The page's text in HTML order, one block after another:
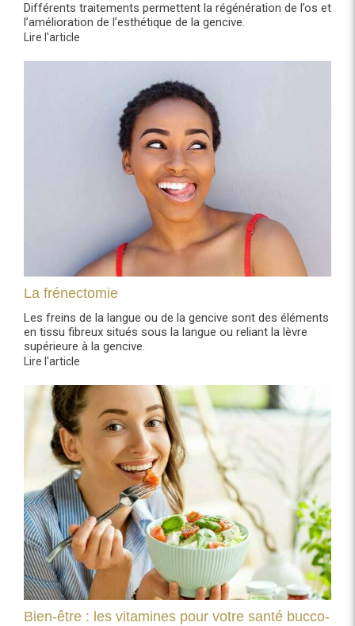
Différents traitements permettent la régénération de l’os et
l’amélioration de l’esthétique de la gencive.
Lire l'article
La frénectomie
Les freins de la langue ou de la gencive sont des éléments
en tissu fibreux situés sous la langue ou reliant la lèvre
supérieure à la gencive.
Lire l'article
Bien-être : les vitamines pour votre santé bucco-